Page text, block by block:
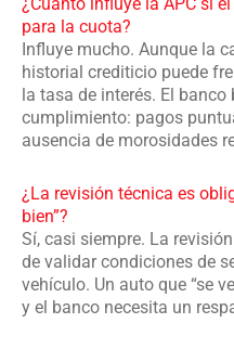
¿Cuánto influye la APC si
para la cuota?
Influye mucho. Aunque la
historial crediticio puede
la tasa de interés. El
cumplimiento: pagos
ausencia de morosidades
¿La revisión técnica es
bien”?
Sí, casi siempre. La
de validar condiciones de
vehículo. Un auto que “se
y el banco necesita un